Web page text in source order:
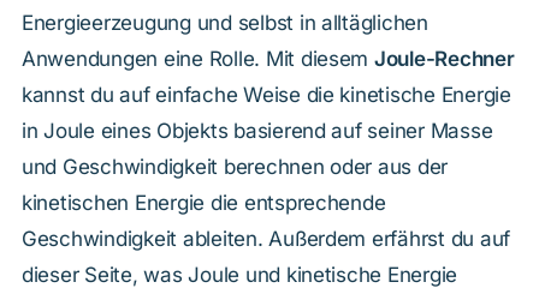
Energieerzeugung und selbst in alltäglichen
Anwendungen eine Rolle. Mit diesem Joule-Rechner
kannst du auf einfache Weise die kinetische Energie
in Joule eines Objekts basierend auf seiner Masse
und Geschwindigkeit berechnen oder aus der
kinetischen Energie die entsprechende
Geschwindigkeit ableiten. Außerdem erfährst du auf
dieser Seite, was Joule und kinetische Energie